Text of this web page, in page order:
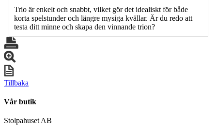
Trio är enkelt och snabbt, vilket gör det idealiskt för både
korta spelstunder och längre mysiga kvällar. Är du redo att
testa ditt minne och skapa den vinnande trion?
Tillbaka
Vår butik
Stolpahuset AB